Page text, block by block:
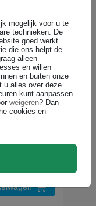
/ groen en wit
€ 11,49
(€ 9,50 excl)
€ 9,99
mogelijk voor u te
technieken. De
goed werkt.
die ons helpt de
alleen
en willen
en buiten onze
u alles over deze
kunt aanpassen.
weigeren? Dan
cookies en